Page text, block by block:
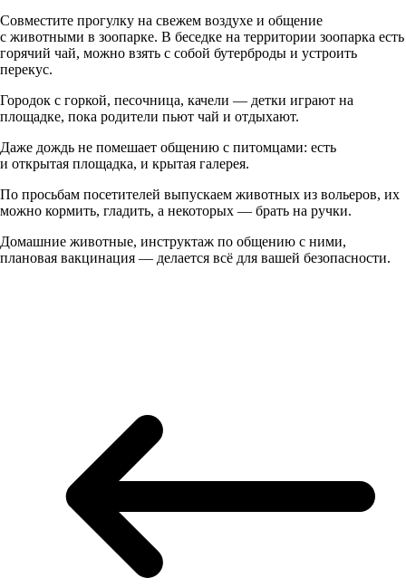
Совместите прогулку на свежем воздухе и общение
с животными в зоопарке. В беседке на территории зоопарка есть
горячий чай, можно взять с собой бутерброды и устроить
перекус.
Городок с горкой, песочница, качели — детки играют на
площадке, пока родители пьют чай и отдыхают.
Даже дождь не помешает общению с питомцами: есть
и открытая площадка, и крытая галерея.
По просьбам посетителей выпускаем животных из вольеров, их
можно кормить, гладить, а некоторых — брать на ручки.
Домашние животные, инструктаж по общению с ними,
плановая вакцинация — делается всё для вашей безопасности.